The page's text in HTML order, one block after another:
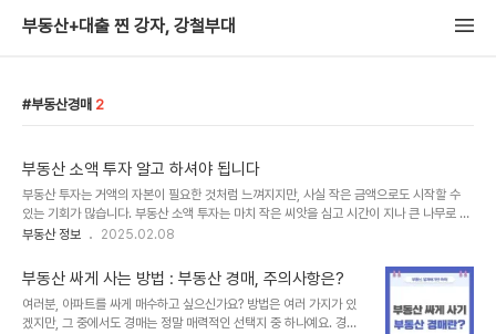
부동산+대출 찐 강자, 강철부대
부동산경매 2
부동산 소액 투자 알고 하셔야 됩니다
부동산 투자는 거액의 자본이 필요한 것처럼 느껴지지만, 사실 작은 금액으로도 시작할 수
있는 기회가 많습니다. 부동산 소액 투자는 마치 작은 씨앗을 심고 시간이 지나 큰 나무로 자
라나기를 기다리는 것과 같습니다. 하지만 아무 씨앗이나 심으면 안 되듯, 소액 투자도 신중
알려드릴게요! 부동산 소액 투자 파헤치기1. 부동산 소액 투자란? 적은 돈으로 시작하는 똑
똑한 투자부동산 소액 투자란 비교적 적은 금액으로 부동산 관련 자산에 투자하는 방식을 말
합니다. 직접 건물을 사는 것이 아닌 다양한 방법을 통해 부동산 시장에 접근할 수 있습니
다.✔️ 장점:초기 자본 부담이 적음다양한 투자 경험 가능리스크 분산이 쉬움✔️ 단점:수익..
부동산 정보 2025.02.08
부동산 싸게 사는 방법 : 부동산 경매, 주의사항은?
여러분, 아파트를 싸게 매수하고 싶으신가요? 방법은 여러 가지가 있
겠지만, 그 중에서도 경매는 정말 매력적인 선택지 중 하나예요. 경매